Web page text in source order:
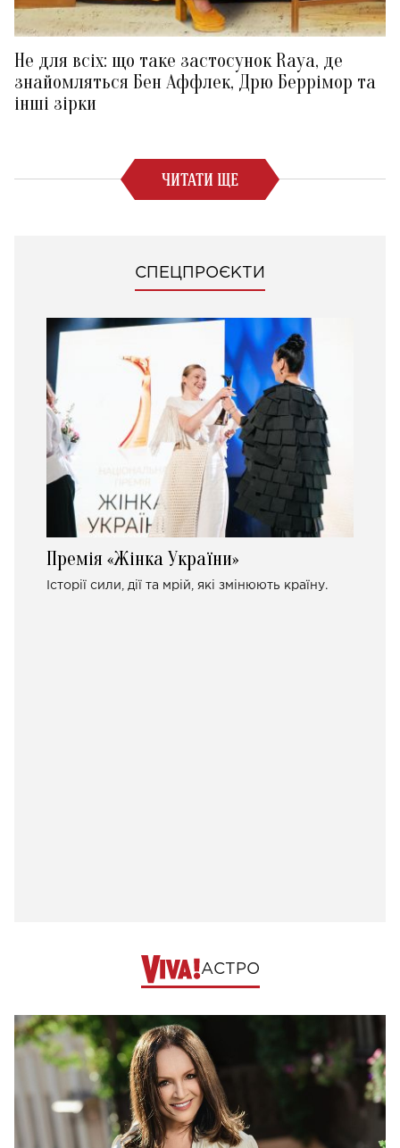
Не для всіх: що таке застосунок Raya, де
знайомляться Бен Аффлек, Дрю Беррімор та
інші зірки
ЧИТАТИ ЩЕ
СПЕЦПРОЄКТИ
Премія «Жінка України»
Історії сили, дії та мрій, які змінюють країну.
АСТРО